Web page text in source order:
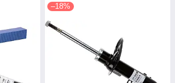
–18%